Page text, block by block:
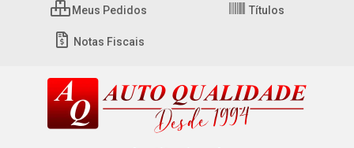
Meus Pedidos Títulos
Notas Fiscais